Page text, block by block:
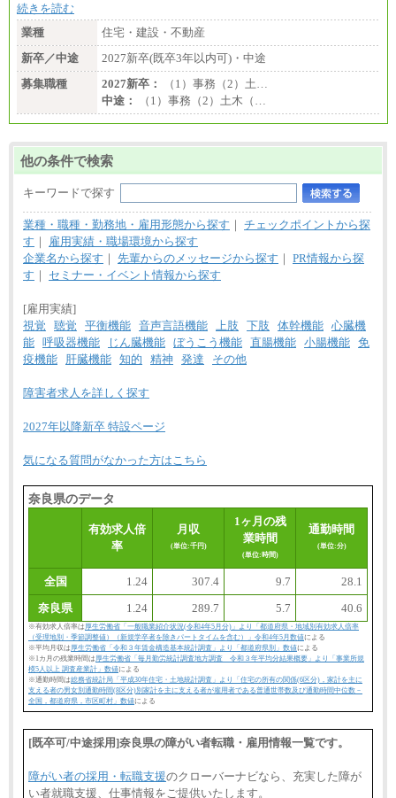
続きを読む
業種
住宅・建設・不動産
新卒／中途
2027新卒(既卒3年以内可)・中途
募集職種
2027新卒：
（1）事務（2）土…
中途：
（1）事務（2）土木（…
他の条件で検索
キーワードで探す
業種・職種・勤務地・雇用形態から探す ｜ チェックポイントから探
す ｜
雇用実績・職場環境から探す
企業名から探す ｜ 先輩からのメッセージから探す ｜ PR情報から探
す ｜ セミナー・イベント情報から探す
[雇用実績]
視覚
聴覚 平衡機能 音声言語機能 上肢 下肢 体幹機能 心臓機
能 呼吸器機能 じん臓機能 ぼうこう機能 直腸機能 小腸機能 免
疫機能
肝臓機能 知的 精神 発達 その他
障害者求人を詳しく探す
2027年以降新卒 特設ページ
気になる質問がなかった方はこちら
奈良県のデータ
有効求人倍
率
月収
(単位:千円)
1ヶ月の残
業時間
(単位:時間)
通勤時間
(単位:分)
全国 1.24 307.4 9.7
28.1
奈良県
1.24 289.7 5.7 40.6
※有効求人倍率は 厚生労働省「一般職業紹介状況(令和4年5月分)」より「都道府県・地域別有効求人倍率
（受理地別・季節調整値）（新規学卒者を除きパートタイムを含む）」令和4年5月数値による
※平均月収は 厚生労働省「令和３年賃金構造基本統計調査」より「都道府県別」数値による
※1カ月の残業時間は 厚生労働省「毎月勤労統計調査地方調査 令和３年平均分結果概要」より「事業所規
模5人以上 調査産業計」数値による
※通勤時間は総務省統計局「平成30年住宅・土地統計調査」より「住宅の所有の関係(6区分)，家計を主に
支える者の男女別通勤時間(8区分)別家計を主に支える者が雇用者である普通世帯数及び通勤時間中位数－
全国，都道府県，市区町村」数値による
[既卒可/中途採用]奈良県の障がい者転職・雇用情報一覧です。
障がい者の採用・転職支援のクローバーナビなら、充実した障が
い者就職支援、仕事情報をご提供いたします。